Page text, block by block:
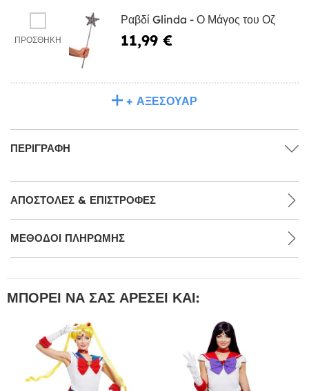
ΠΡΟΣΘΉΚΗ
Ραβδί Glinda - Ο Μάγος του Οζ
11,99 €
+ ΑΞΕΣΟΥΆΡ
ΠΕΡΙΓΡΑΦΉ
ΑΠΟΣΤΟΛΈΣ & ΕΠΙΣΤΡΟΦΈΣ
ΜΕΘΌΔΟΙ ΠΛΗΡΩΜΉΣ
ΜΠΟΡΕΊ ΝΑ ΣΑΣ ΑΡΈΣΕΙ ΚΑΙ: